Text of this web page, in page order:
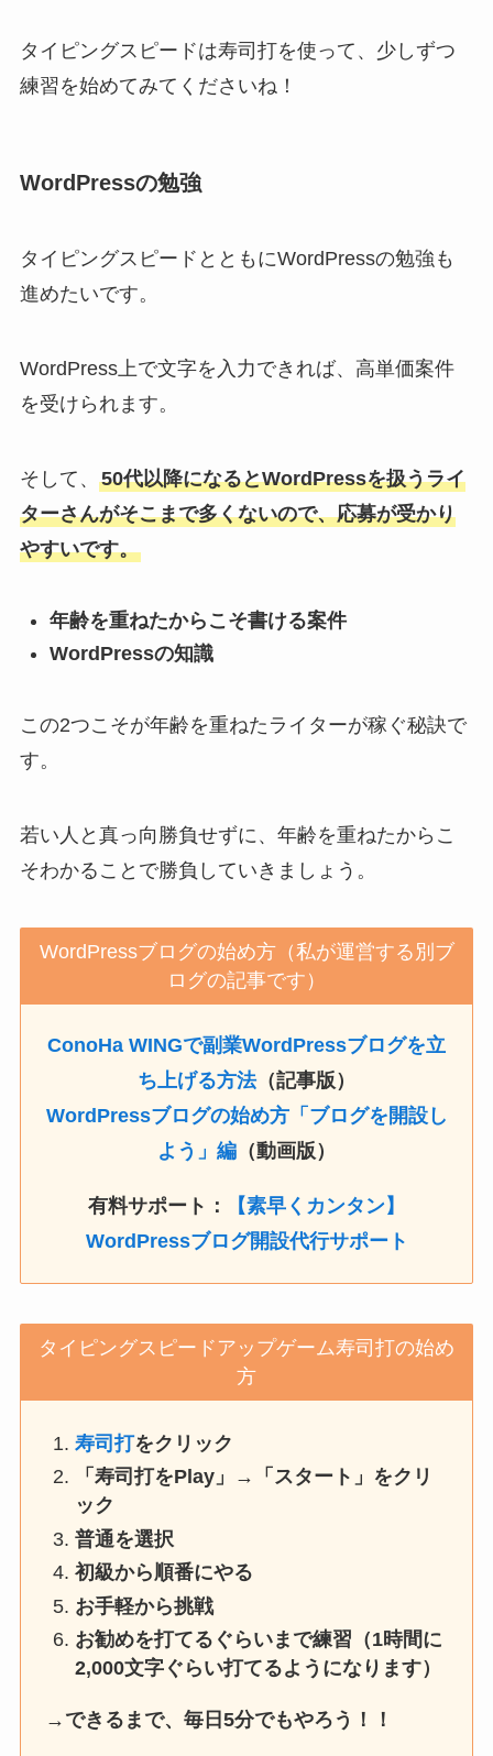
タイピングスピードは寿司打を使って、少しずつ
練習を始めてみてくださいね！
WordPressの勉強
タイピングスピードとともにWordPressの勉強も
進めたいです。
WordPress上で文字を入力できれば、高単価案件
を受けられます。
そして、 50代以降になるとWordPressを扱うライ
ターさんがそこまで多くないので、応募が受かり
やすいです。
年齢を重ねたからこそ書ける案件
WordPressの知識
この2つこそが年齢を重ねたライターが稼ぐ秘訣で
す。
若い人と真っ向勝負せずに、年齢を重ねたからこ
そわかることで勝負していきましょう。
WordPressブログの始め方（私が運営する別ブ
ログの記事です）
ConoHa WINGで副業WordPressブログを立
ち上げる方法（記事版）
WordPressブログの始め方「ブログを開設し
よう」編 （動画版）
有料サポート：
【素早くカンタン】
WordPressブログ開設代行サポート
タイピングスピードアップゲーム寿司打の始め
方
寿司打をクリック
「寿司打をPlay」→「スタート」をクリ
ック
普通を選択
初級から順番にやる
お手軽から挑戦
お勧めを打てるぐらいまで練習（1時間に
2,000文字ぐらい打てるようになります）
→できるまで、毎日5分でもやろう！！